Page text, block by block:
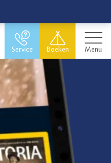
Service Boeken Menu